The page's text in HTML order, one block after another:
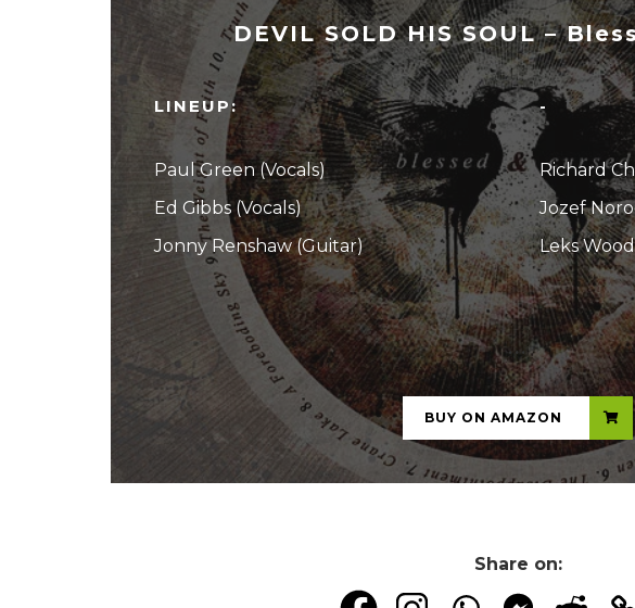
DEVIL SOLD HIS SOUL –
LINEUP:
Paul Green (Vocals)
Ed Gibbs (Vocals)
Jonny Renshaw (Guitar)
-
Richard
Jozef
Leks
...
BUY ON AMAZON
Share on: